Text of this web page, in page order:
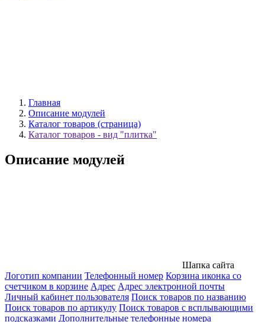
Главная
Описание модулей
Каталог товаров (страница)
Каталог товаров - вид "плитка"
Описание модулей
Шапка сайта
Логотип компании Телефонный номер Корзина иконка со
счетчиком в корзине Адрес Адрес электронной почты
Личный кабинет пользователя Поиск товаров по названию
Поиск товаров по артикулу Поиск товаров с всплывающими
подсказками Дополнительные телефонные номера